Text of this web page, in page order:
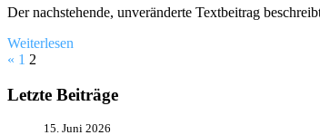
Der nachstehende, unveränderte Textbeitrag
Weiterlesen
Seitennummerierung
der
« Vorherige
1 2
Letzte Beiträge
15. Juni 2026